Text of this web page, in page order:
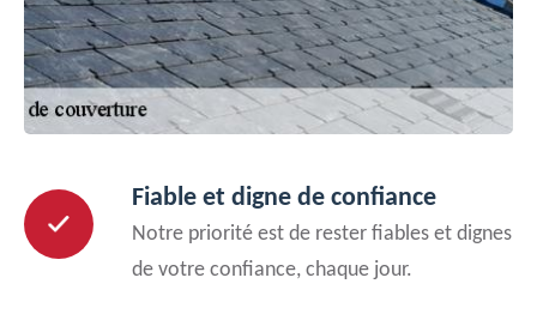
Fiable et digne de confiance
Notre priorité est de rester fiables et dignes
de votre confiance, chaque jour.